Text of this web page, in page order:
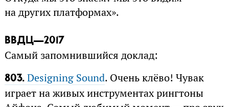
на других платформах».
ВВДЦ—2017
Самый запомнившийся доклад:
803.Designing Sound. Очень клёво! Чувак
играет на живых инструментах рингтоны